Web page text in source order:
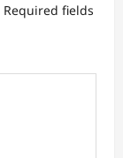
Required fields